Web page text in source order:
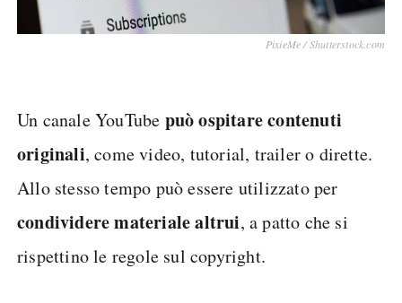
PixieMe / Shutterstock.com
Un canale YouTube può ospitare contenuti
originali, come video, tutorial, trailer o dirette.
Allo stesso tempo può essere utilizzato per
condividere materiale altrui, a patto che si
rispettino le regole sul copyright.